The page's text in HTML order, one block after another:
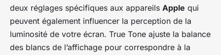
deux réglages spécifiques aux appareils Apple qui
peuvent également influencer la perception de la
luminosité de votre écran. True Tone ajuste la balance
des blancs de l’affichage pour correspondre à la